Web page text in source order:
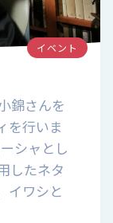
イベント
錦さんを
を行いま
シャとし
したネタ
イワシと